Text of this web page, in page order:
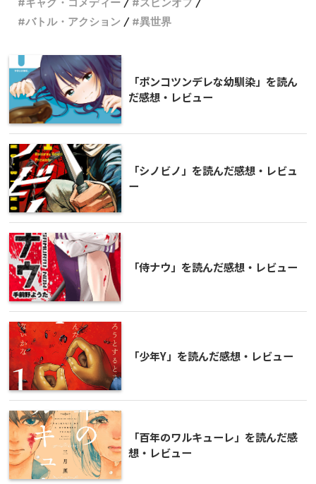
ギャグ・コメディー
スピンオフ
バトル・アクション
異世界
「ポンコツンデレな幼馴染」を読ん
だ感想・レビュー
「シノビノ」を読んだ感想・レビュ
ー
「侍ナウ」を読んだ感想・レビュー
「少年Y」を読んだ感想・レビュー
「百年のワルキューレ」を読んだ感
想・レビュー